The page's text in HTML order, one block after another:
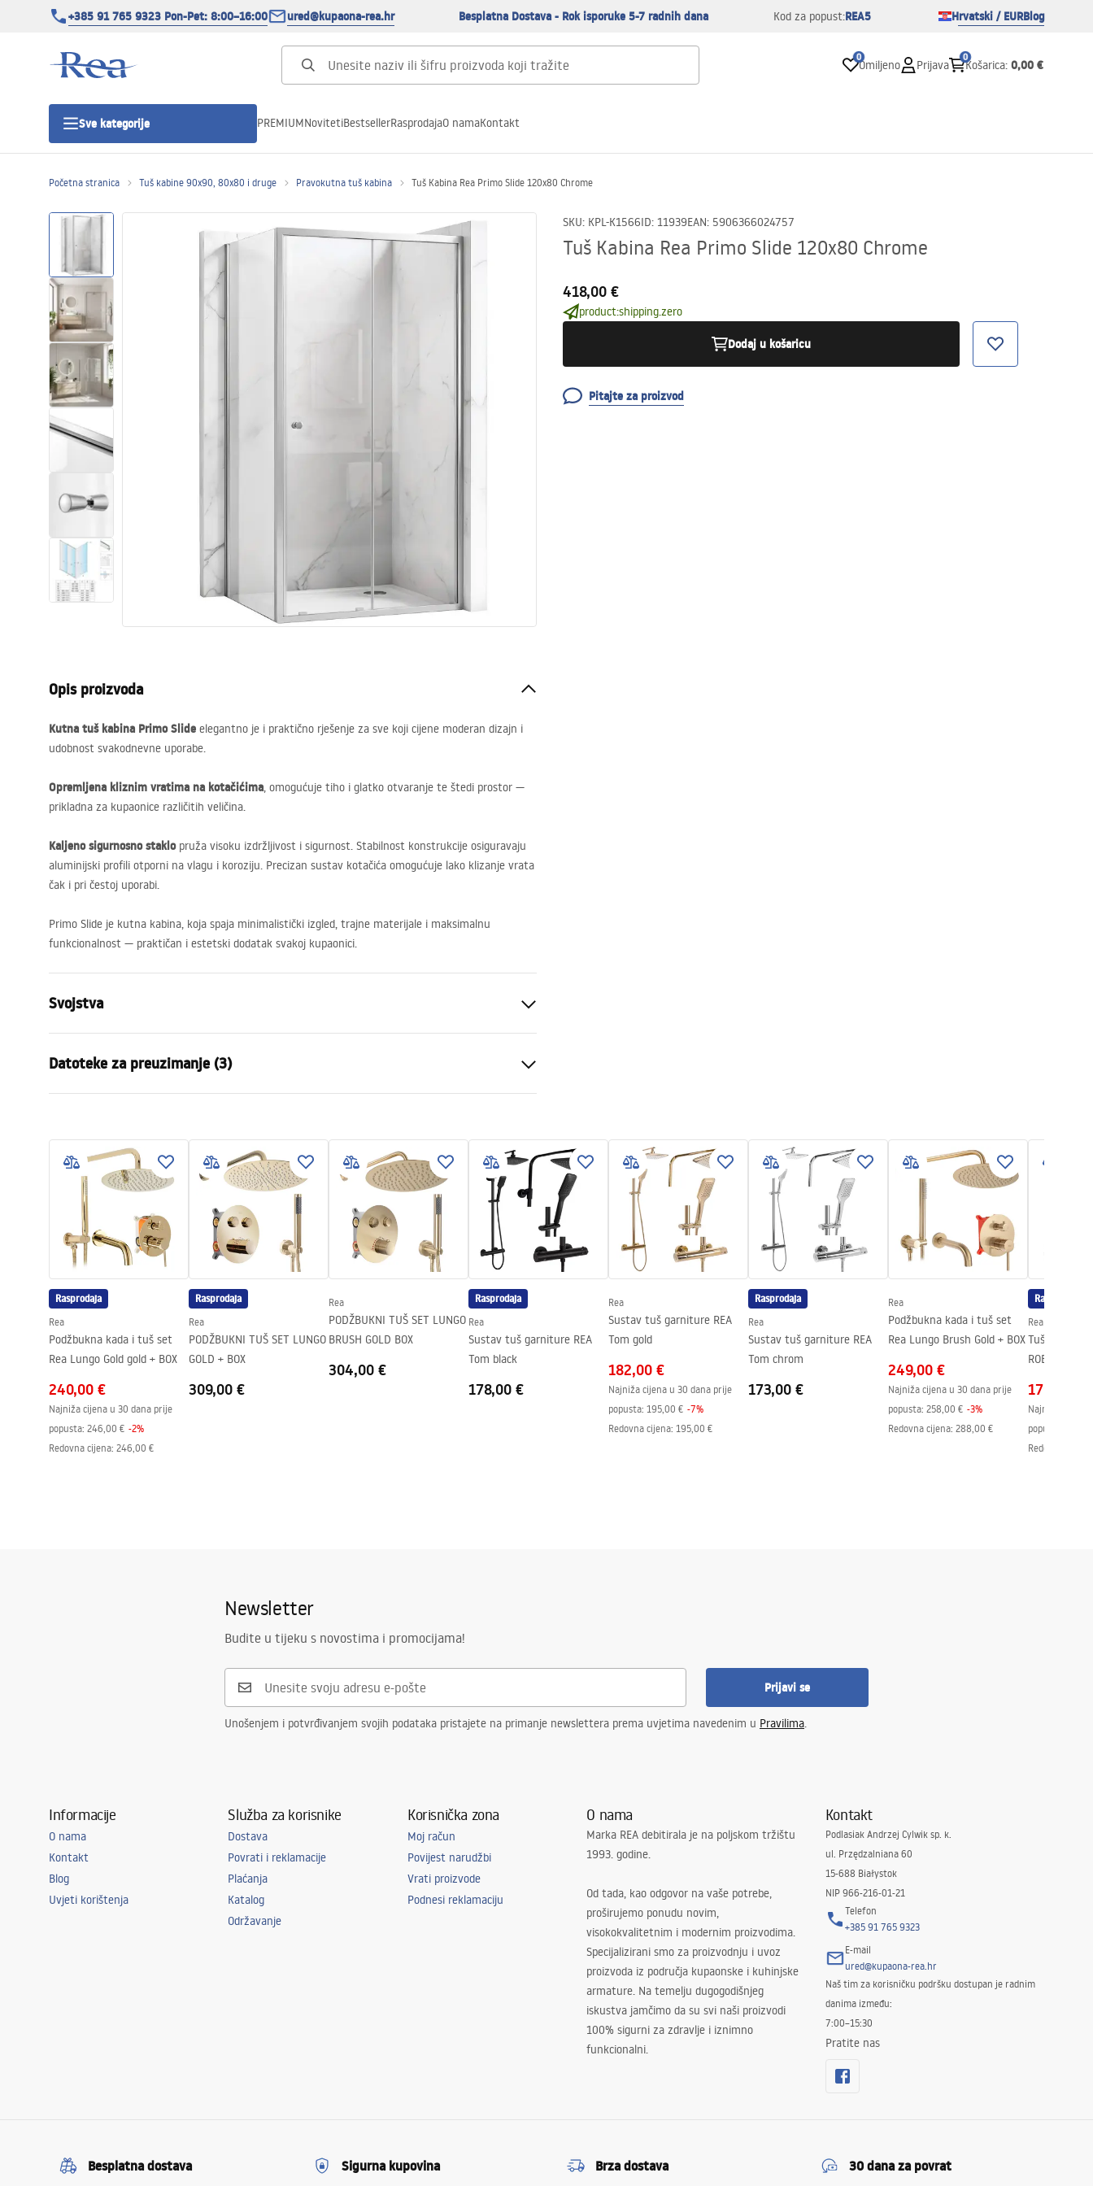
+385 91 765 9323 Pon-Pet: 8:00–16:00 ured@kupaona-rea.hr Besplatna Dostava - Rok isporuke 5-7 radnih dana Kod za popust:REA5 Hrvatski / EURBlog
0
Omiljeno Prijava
0
Košarica: 0,00 €
Sve kategorije
Tuš vrata
Tuš kade
Tuš Kanalice
WC školjke
Umivaonici
Kade i paravani
Tuševi
PREMIUMNovitetiBestsellerRasprodajaO namaKontakt
Početna stranica Tuš kabine 90x90, 80x80 i druge Pravokutna tuš kabina Tuš Kabina Rea Primo Slide 120x80 Chrome
SKU: KPL-K1566ID: 11939EAN: 5906366024757
Tuš Kabina Rea Primo Slide 120x80 Chrome
418,00 €
product:shipping.zero
Dodaj u košaricu
Pitajte za proizvod
Opis proizvoda
Kutna tuš kabina Primo Slide elegantno je i praktično rješenje za sve koji cijene moderan dizajn i
udobnost svakodnevne uporabe.
Opremljena kliznim vratima na kotačićima, omogućuje tiho i glatko otvaranje te štedi prostor —
prikladna za kupaonice različitih veličina.
Kaljeno sigurnosno staklopruža visoku izdržljivost i sigurnost. Stabilnost konstrukcije osiguravaju
aluminijski profili otporni na vlagu i koroziju. Precizan sustav kotačića omogućuje lako klizanje vrata
čak i pri čestoj uporabi.
Primo Slide je kutna kabina, koja spaja minimalistički izgled, trajne materijale i maksimalnu
funkcionalnost — praktičan i estetski dodatak svakoj kupaonici.
Svojstva
Boja
Tip kabine
Ugao
Način otvaranja
Seria
Primo
Montaža
Na tuš kadi ili podu
Visina (mm)
mm
Smjer kabine
Lijevo ili desno
Jamstvo
24 mjeseca
Premaz Easy Clean
Datoteke za preuzimanje (3)
WARUNKI BEZPIECZENSTWA
KABINY DRZWI PARAWANY.pdf
Tehnički crtež
PRIMO SLIDE WITH SIDE PANEL.pdf
Rasprodaja
Rea
Podžbukna kada i tuš set
Rea Lungo Gold gold + BOX
240,00 €
Najniža cijena u 30 dana prije
popusta: 246,00 € -2%
Redovna cijena: 246,00 €
Rasprodaja
Rea
PODŽBUKNI TUŠ SET LUNGO
GOLD + BOX
309,00 €
Rea
PODŽBUKNI TUŠ SET LUNGO
BRUSH GOLD BOX
304,00 €
Rasprodaja
Rea
Sustav tuš garniture REA
Tom black
178,00 €
Rea
Sustav tuš garniture REA
Tom gold
182,00 €
Najniža cijena u 30 dana prije
popusta: 195,00 € -7%
Redovna cijena: 195,00 €
Rasprodaja
Rea
Sustav tuš garniture REA
Tom chrom
173,00 €
Rea
Podžbukna kada i tuš set
Rea Lungo Brush Gold + BOX
249,00 €
Najniža cijena u 30 dana prije
popusta: 258,00 € -3%
Redovna cijena: 288,00 €
Rasprodaja
Rea
Tuš set s
ROB Black
179,00 €
Najniža cijena
popusta:
Redovna cijena
Newsletter
Budite u tijeku s novostima i promocijama!
Prijavi se
Unošenjem i potvrđivanjem svojih podataka pristajete na primanje newslettera prema uvjetima navedenim u Pravilima.
Informacije
O nama
Kontakt
Blog
Uvjeti korištenja
Služba za korisnike
Dostava
Povrati i reklamacije
Plaćanja
Katalog
Održavanje
Korisnička zona
Moj račun
Povijest narudžbi
Vrati proizvode
Podnesi reklamaciju
O nama
Marka REA debitirala je na poljskom tržištu
1993. godine.
Od tada, kao odgovor na vaše potrebe,
proširujemo ponudu novim,
visokokvalitetnim i modernim proizvodima.
Specijalizirani smo za proizvodnju i uvoz
proizvoda iz područja kupaonske i kuhinjske
armature. Na temelju dugogodišnjeg
iskustva jamčimo da su svi naši proizvodi
100% sigurni za zdravlje i iznimno
funkcionalni.
Kontakt
Podlasiak Andrzej Cylwik sp. k.
ul. Przędzalniana 60
15-688 Białystok
NIP 966-216-01-21
Telefon
+385 91 765 9323
E-mail
ured@kupaona-rea.hr
Naš tim za korisničku podršku dostupan je radnim
danima između:
7:00–15:30
Pratite nas
Besplatna dostava Sigurna kupovina Brza dostava 30 dana za povrat